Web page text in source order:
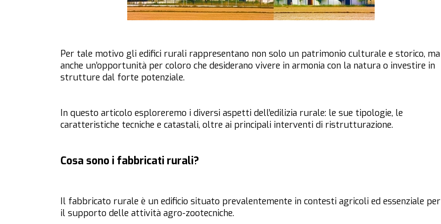
Per tale motivo gli edifici rurali rappresentano non solo un patrimonio culturale e storico, ma
anche un’opportunità per coloro che desiderano vivere in armonia con la natura o investire in
strutture dal forte potenziale.
In questo articolo esploreremo i diversi aspetti dell’edilizia rurale: le sue tipologie, le
caratteristiche tecniche e catastali, oltre ai principali interventi di ristrutturazione.
Cosa sono i fabbricati rurali?
Il fabbricato rurale è un edificio situato prevalentemente in contesti agricoli ed essenziale per
il supporto delle attività agro-zootecniche.